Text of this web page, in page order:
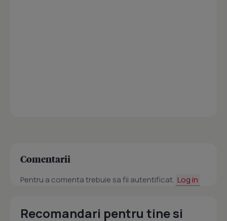
Comentarii
Pentru a comenta trebuie sa fii autentificat. Log in
Recomandari pentru tine si